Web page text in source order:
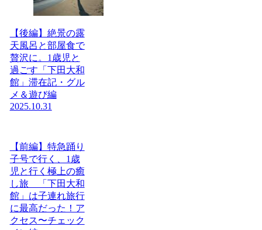
【後編】絶景の露
天風呂と部屋食で
贅沢に。1歳児と
過ごす「下田大和
館」滞在記・グル
メ＆遊び編
2025.10.31
【前編】特急踊り
子号で行く、1歳
児と行く極上の癒
し旅 「下田大和
館」は子連れ旅行
に最高だった！ア
クセス〜チェック